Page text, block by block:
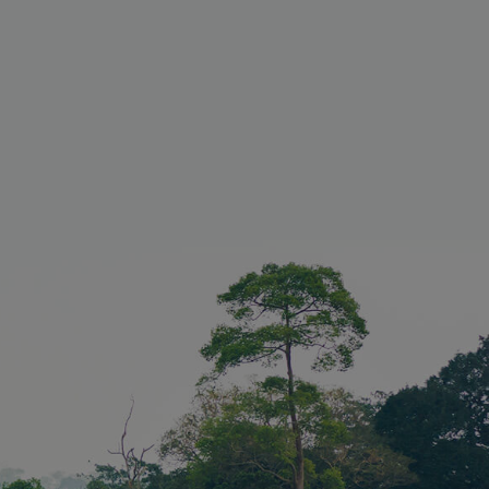
und die
werden.
um seine